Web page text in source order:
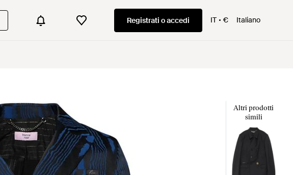
Registrati o accedi IT € Italiano
Altri prodotti
simili